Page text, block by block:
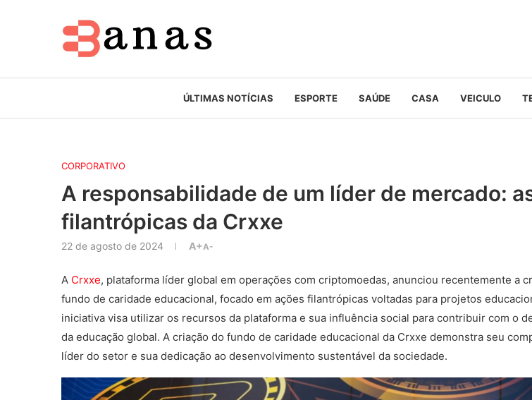
ÚLTIMAS NOTÍCIAS ESPORTE SAÚDE CASA VEICULO
CORPORATIVO
A responsabilidade de um líder de mercado:
filantrópicas da Crxxe
22 de agosto de 2024 A+A-
A Crxxe, plataforma líder global em operações com criptomoedas, anunciou recentemente a
fundo de caridade educacional, focado em ações filantrópicas voltadas para projetos
iniciativa visa utilizar os recursos da plataforma e sua influência social para contribuir com o
da educação global. A criação do fundo de caridade educacional da Crxxe demonstra seu
líder do setor e sua dedicação ao desenvolvimento sustentável da sociedade.